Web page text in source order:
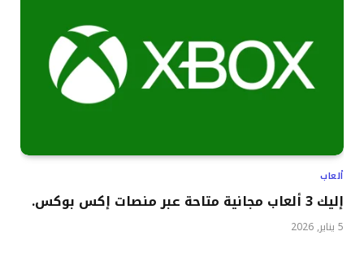
ألعاب
إليك 3 ألعاب مجانية متاحة عبر منصات إكس بوكس.
5 يناير, 2026